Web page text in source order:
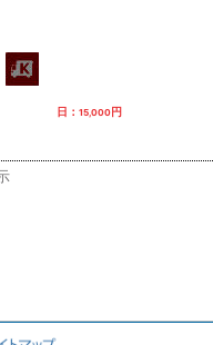
日： 15,000円